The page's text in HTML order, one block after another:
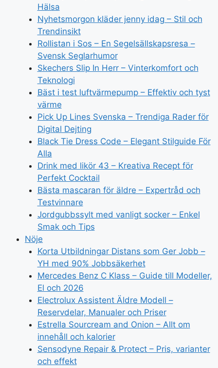
Hälsa
Nyhetsmorgon kläder jenny idag – Stil och
Trendinsikt
Rollistan i Sos – En Segelsällskapsresa –
Svensk Seglarhumor
Skechers Slip In Herr – Vinterkomfort och
Teknologi
Bäst i test luftvärmepump – Effektiv och tyst
värme
Pick Up Lines Svenska – Trendiga Rader för
Digital Dejting
Black Tie Dress Code – Elegant Stilguide För
Alla
Drink med likör 43 – Kreativa Recept för
Perfekt Cocktail
Bästa mascaran för äldre – Expertråd och
Testvinnare
Jordgubbssylt med vanligt socker – Enkel
Smak och Tips
Nöje
Korta Utbildningar Distans som Ger Jobb –
YH med 90% Jobbsäkerhet
Mercedes Benz C Klass – Guide till Modeller,
El och 2026
Electrolux Assistent Äldre Modell –
Reservdelar, Manualer och Priser
Estrella Sourcream and Onion – Allt om
innehåll och kalorier
Sensodyne Repair & Protect – Pris, varianter
och effekt